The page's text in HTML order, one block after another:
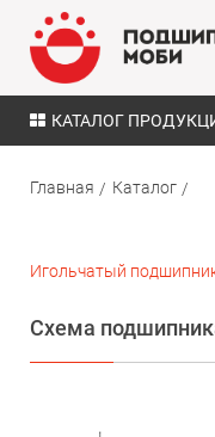
КАТАЛОГ
Главная Каталог
Игольчатый
Схема